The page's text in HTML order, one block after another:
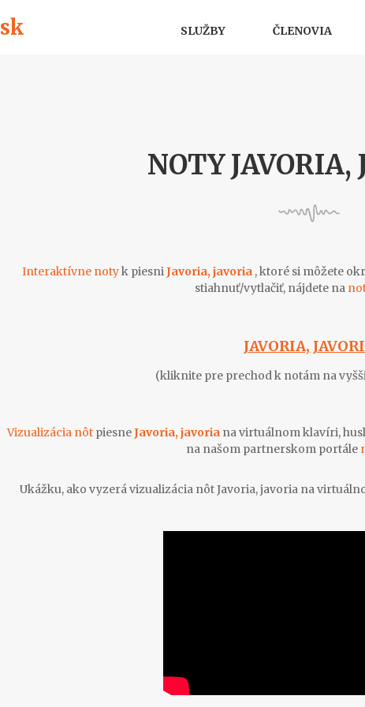
sk SLUŽBY ČLENOVIA
NOTY JAVORIA,
Interaktívne notyk piesniJavoria, javoria , ktoré si môžete
stiahnuť/vytlačiť, nájdete na
JAVORIA,
(kliknite pre prechod k notám na
Vizualizácia nôtpiesneJavoria, javoria na virtuálnom klavíri,
na našom partnerskom portále
Ukážku, ako vyzerá vizualizácia nôt Javoria, javoria na